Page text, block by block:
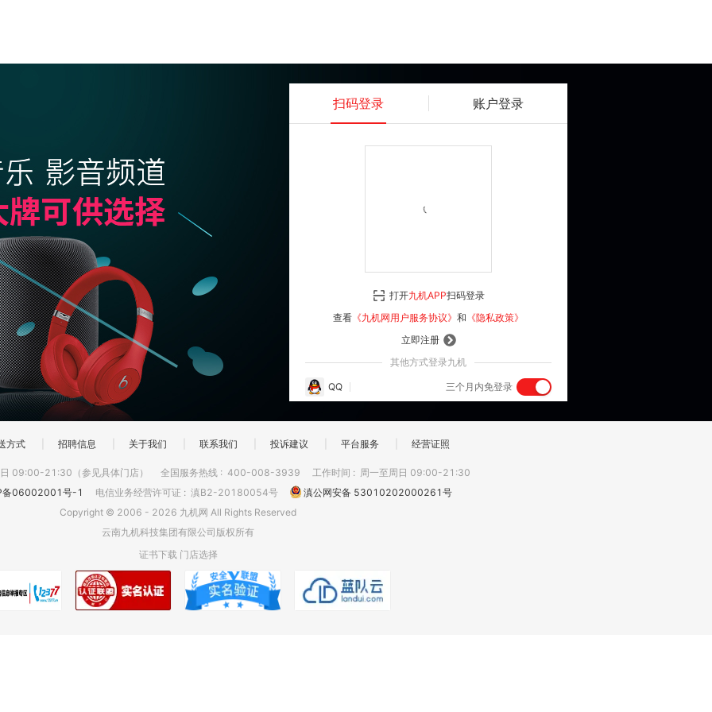
扫码登录 账户登录
登 录
立即注册
其他方式登录九机
QQ 三个月内免登录
打开九机APP扫码登录
查看 《九机网用户服务协议》 和 《隐私政策》
方式 招聘信息 关于我们 联系我们 投诉建议 平台服务 经营证照
09:00-21:30（参见具体门店） 全国服务热线 : 400-008-3939 工作时间 : 周一至周日 09:00-21:30
备06002001号-1
电信业务经营许可证 : 滇B2-20180054号
滇公网安备 53010202000261号
Copyright © 2006 - 2026 九机网 All Rights Reserved
云南九机科技集团有限公司版权所有
证书下载 门店选择